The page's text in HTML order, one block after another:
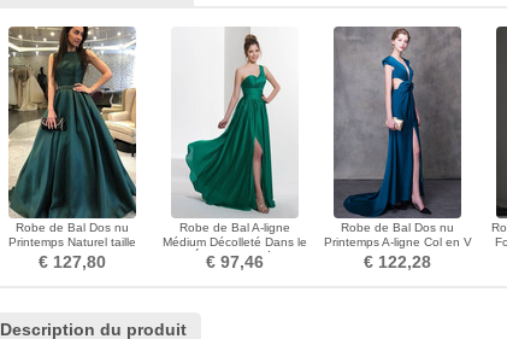
Robe de Bal Dos nu
Printemps Naturel taille
Train de petit Manquant
€ 127,80
Robe de Bal A-ligne
Médium Décolleté Dans le
Dos Épaule Asymétrique
€ 97,46
Robe de Bal Dos nu
Printemps A-ligne Col en V
Manquant Sans Manches
€ 122,28
Description du produit